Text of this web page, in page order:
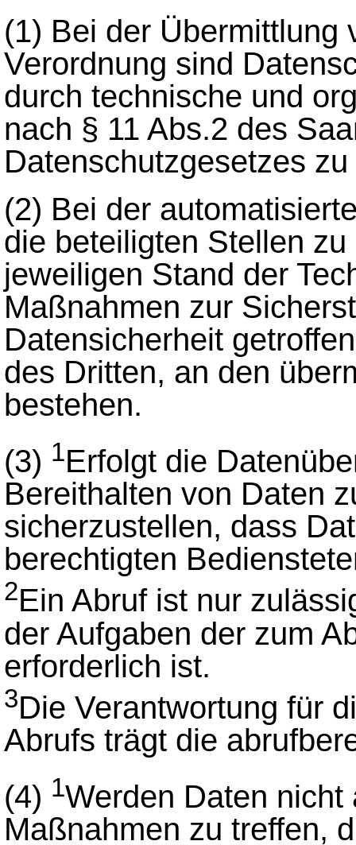
(1) Bei der Übermittlung
Verordnung sind
durch technische und
nach § 11 Abs.2 des
Datenschutzgesetzes
(2) Bei der
die beteiligten Stellen
jeweiligen Stand der
Maßnahmen zur
Datensicherheit
des Dritten, an den
bestehen.
(3) 1Erfolgt die
Bereithalten von Daten
sicherzustellen, dass
berechtigten
2Ein Abruf ist nur
der Aufgaben der zum
erforderlich ist.
3Die Verantwortung für
Abrufs trägt die
(4) 1Werden Daten
Maßnahmen zu treffen,